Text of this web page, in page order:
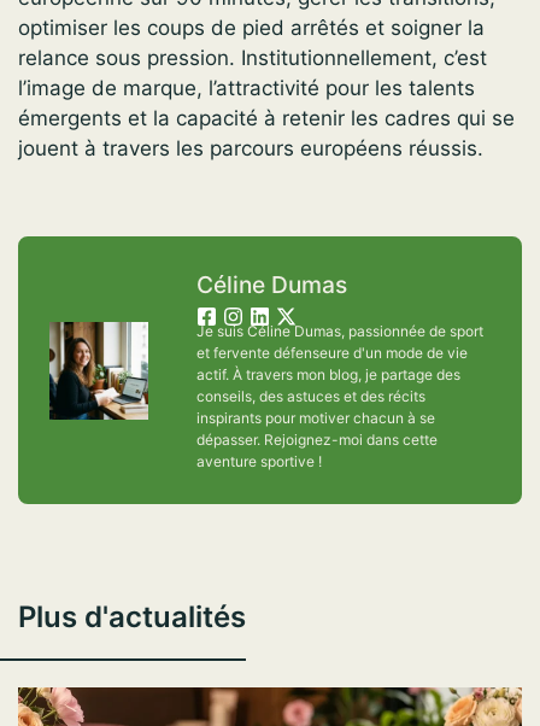
optimiser les coups de pied arrêtés et soigner la
relance sous pression. Institutionnellement, c’est
l’image de marque, l’attractivité pour les talents
émergents et la capacité à retenir les cadres qui se
jouent à travers les parcours européens réussis.
Céline Dumas
Je suis Céline Dumas, passionnée de sport
et fervente défenseure d'un mode de vie
actif. À travers mon blog, je partage des
conseils, des astuces et des récits
inspirants pour motiver chacun à se
dépasser. Rejoignez-moi dans cette
aventure sportive !
Plus d'actualités